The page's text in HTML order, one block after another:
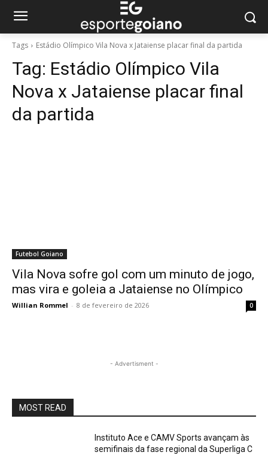
Tags Estádio Olímpico Vila Nova x Jataiense placar final da partida
Tag: Estádio Olímpico Vila
Nova x Jataiense placar final
da partida
Futebol Goiano
Vila Nova sofre gol com um minuto de jogo,
mas vira e goleia a Jataiense no Olímpico
Willian Rommel - 8 de fevereiro de 2026 0
- Advertisment -
MOST READ
Instituto Ace e CAMV Sports avançam às
semifinais da fase regional da Superliga C